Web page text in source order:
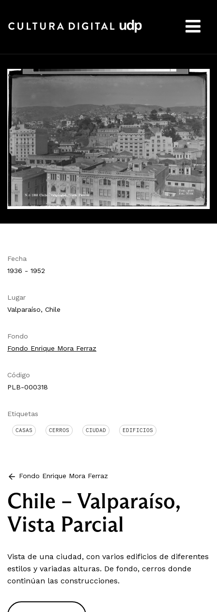
Fecha
1936 - 1952
Lugar
Valparaíso, Chile
Fondo
Fondo Enrique Mora Ferraz
Código
PLB-000318
Etiquetas
CASAS CERROS CIUDAD EDIFICIOS
Fondo Enrique Mora Ferraz
Chile – Valparaíso,
Vista Parcial
Vista de una ciudad, con varios edificios de diferentes
estilos y variadas alturas. De fondo, cerros donde
continúan las construcciones.